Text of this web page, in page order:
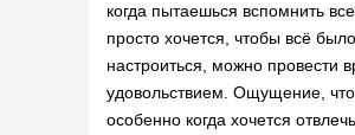
когда пытаешься вспомнить
просто хочется, чтобы всё
настроиться, можно провести
удовольствием. Ощущение, что
особенно когда хочется